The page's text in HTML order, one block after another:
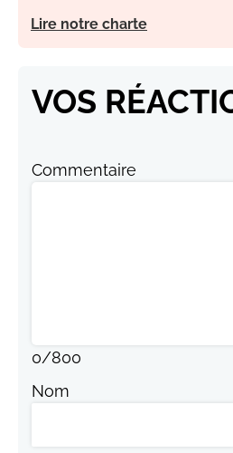
Lire notre charte
VOS
Commentaire
0/800
Nom